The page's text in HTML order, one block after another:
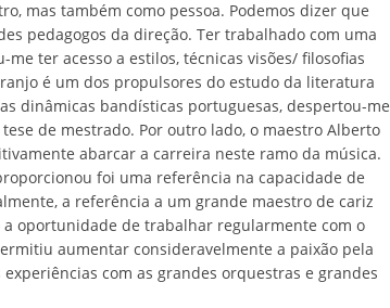
mas também como pessoa. Podemos dizer que
pedagogos da direção. Ter trabalhado com uma
ter acesso a estilos, técnicas visões/ filosofias
é um dos propulsores do estudo da literatura
dinâmicas bandísticas portuguesas, despertou-me
de mestrado. Por outro lado, o maestro Alberto
abarcar a carreira neste ramo da música.
foi uma referência na capacidade de
a referência a um grande maestro de cariz
oportunidade de trabalhar regularmente com o
aumentar consideravelmente a paixão pela
com as grandes orquestras e grandes